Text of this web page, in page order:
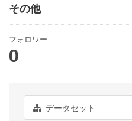
その他
フォロワー
0
データセット